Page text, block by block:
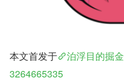
本文首发于 泊浮目的掘金
3264665335